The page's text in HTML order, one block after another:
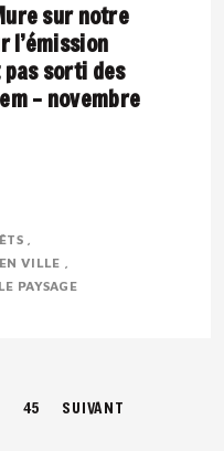
sur notre
l’émission
pas sorti des
– novembre
Passionnée par la
depuis..
VILLE
PAYSAGE
45 SUIVANT